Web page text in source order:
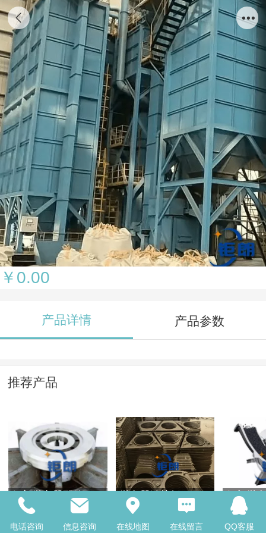
“钜朗”牌树脂砂再生生产线
￥0.00
产品详情 产品参数
推荐产品
钜朗抛丸器配件 抛丸器端护板 钜朗抛
电话咨询 信息咨询 在线地图 在线留言 QQ客服